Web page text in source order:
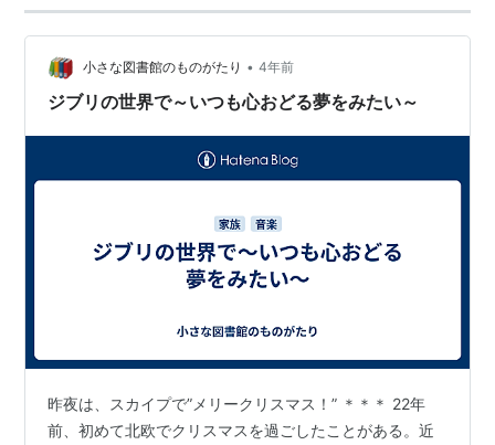
小さな図書館のものがたり • 4年前
ジブリの世界で～いつも心おどる夢をみたい～
昨夜は、スカイプで”メリークリスマス！” ＊＊＊ 22年
前、初めて北欧でクリスマスを過ごしたことがある。近